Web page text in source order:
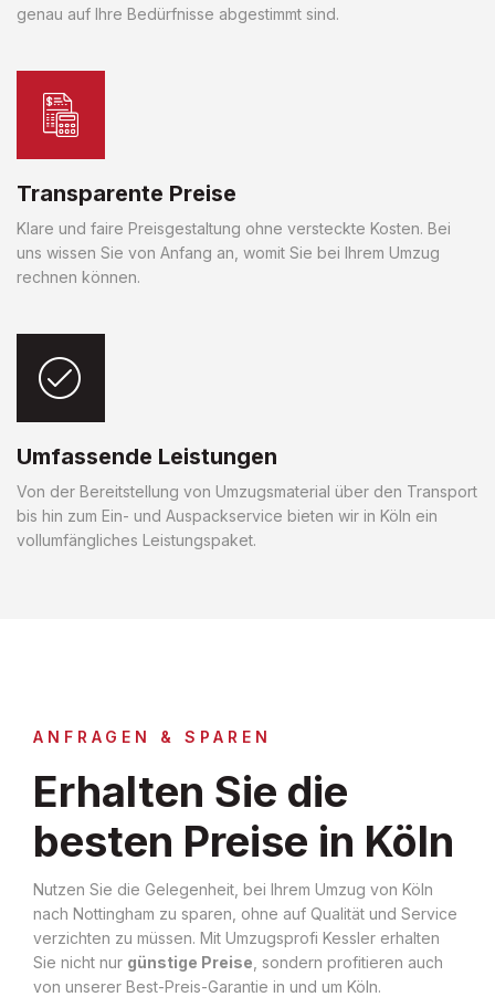
genau auf Ihre Bedürfnisse abgestimmt sind.
Transparente Preise
Klare und faire Preisgestaltung ohne versteckte Kosten. Bei
uns wissen Sie von Anfang an, womit Sie bei Ihrem Umzug
rechnen können.
Umfassende Leistungen
Von der Bereitstellung von Umzugsmaterial über den Transport
bis hin zum Ein- und Auspackservice bieten wir in Köln ein
vollumfängliches Leistungspaket.
ANFRAGEN & SPAREN
Erhalten Sie die
besten Preise in Köln
Nutzen Sie die Gelegenheit, bei Ihrem Umzug von Köln
nach Nottingham zu sparen, ohne auf Qualität und Service
verzichten zu müssen. Mit Umzugsprofi Kessler erhalten
Sie nicht nur günstige Preise , sondern profitieren auch
von unserer Best-Preis-Garantie in und um Köln.